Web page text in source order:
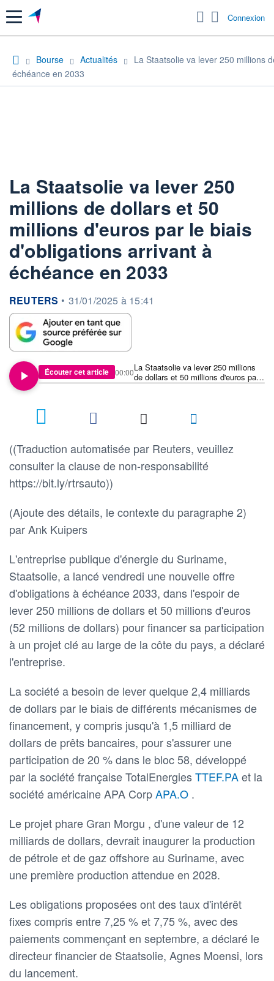
Menu Connexion
Bourse Actualités
La Staatsolie va lever 250 millions
échéance en 2033
La Staatsolie va lever 250
millions de dollars et 50
millions d'euros par le biais
d'obligations arrivant à
échéance en 2033
information fournie par
REUTERS • 31/01/2025 à 15:41
Écouter cet article
La Staatsolie va lever 250 millions
de dollars et 50 millions d'euros par
le biais d'obligations arrivant à
00:00
((Traduction automatisée par Reuters, veuillez
consulter la clause de non-responsabilité
https://bit.ly/rtrsauto))
(Ajoute des détails, le contexte du paragraphe 2)
par Ank Kuipers
L'entreprise publique d'énergie du Suriname,
Staatsolie, a lancé vendredi une nouvelle offre
d'obligations à échéance 2033, dans l'espoir de
lever 250 millions de dollars et 50 millions d'euros
(52 millions de dollars) pour financer sa participation
à un projet clé au large de la côte du pays, a déclaré
l'entreprise.
La société a besoin de lever quelque 2,4 milliards
de dollars par le biais de différents mécanismes de
financement, y compris jusqu'à 1,5 milliard de
dollars de prêts bancaires, pour s'assurer une
participation de 20 % dans le bloc 58, développé
par la société française TotalEnergiesTTEF.PAet la
société américaine APA CorpAPA.O .
Le projet phare Gran Morgu , d'une valeur de 12
milliards de dollars, devrait inaugurer la production
de pétrole et de gaz offshore au Suriname, avec
une première production attendue en 2028.
Les obligations proposées ont des taux d'intérêt
fixes compris entre 7,25 % et 7,75 %, avec des
paiements commençant en septembre, a déclaré le
directeur financier de Staatsolie, Agnes Moensi, lors
du lancement.